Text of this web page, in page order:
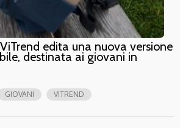
ViTrend edita una nuova versione
destinata ai giovani in
GIOVANI VITREND